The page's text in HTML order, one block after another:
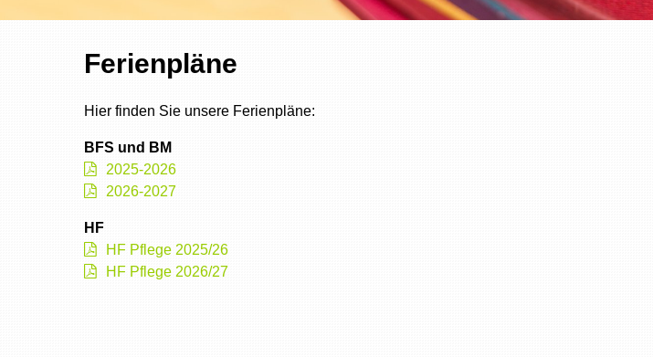
Ferienpläne
Hier finden Sie unsere Ferienpläne:
BFS und BM
2025-2026
2026-2027
HF
HF Pflege 2025/26
HF Pflege 2026/27